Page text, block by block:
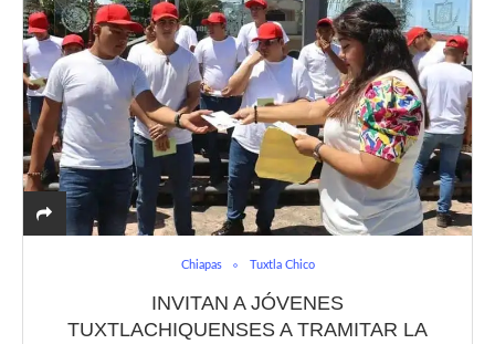
Chiapas Tuxtla Chico
INVITAN A JÓVENES
TUXTLACHIQUENSES A TRAMITAR LA